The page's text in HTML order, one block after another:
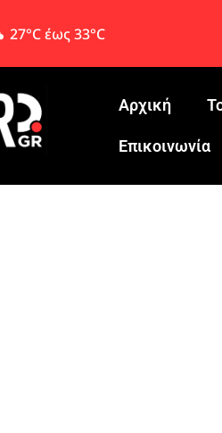
27°C έως 33°C
Αρχική
Eπικοινωνία